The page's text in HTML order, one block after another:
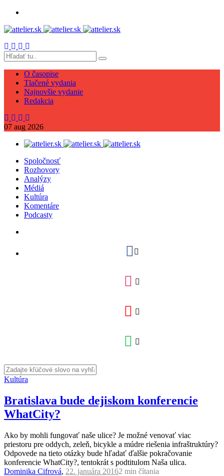
O časopise
Tlačené vydania
Najnovšie vydanie
Redakcia
07 aug 2026
Spoločnosť
Rozhovory
Analýzy
Médiá
Kultúra
Komentáre
Podcasty
Kultúra
Bratislava bude dejiskom konferencie
WhatCity?
Ako by mohli fungovať naše ulice? Je možné venovať viac
priestoru pre oddych, zeleň, bicykle a múdre riešenia infraštruktúry?
Odpovede na tieto otázky bude hľadať ďalšie pokračovanie
konferencie WhatCity?, tentokrát s podtitulom Naša ulica.
Dominika Cifrová, 22. januára 20162 min čítania